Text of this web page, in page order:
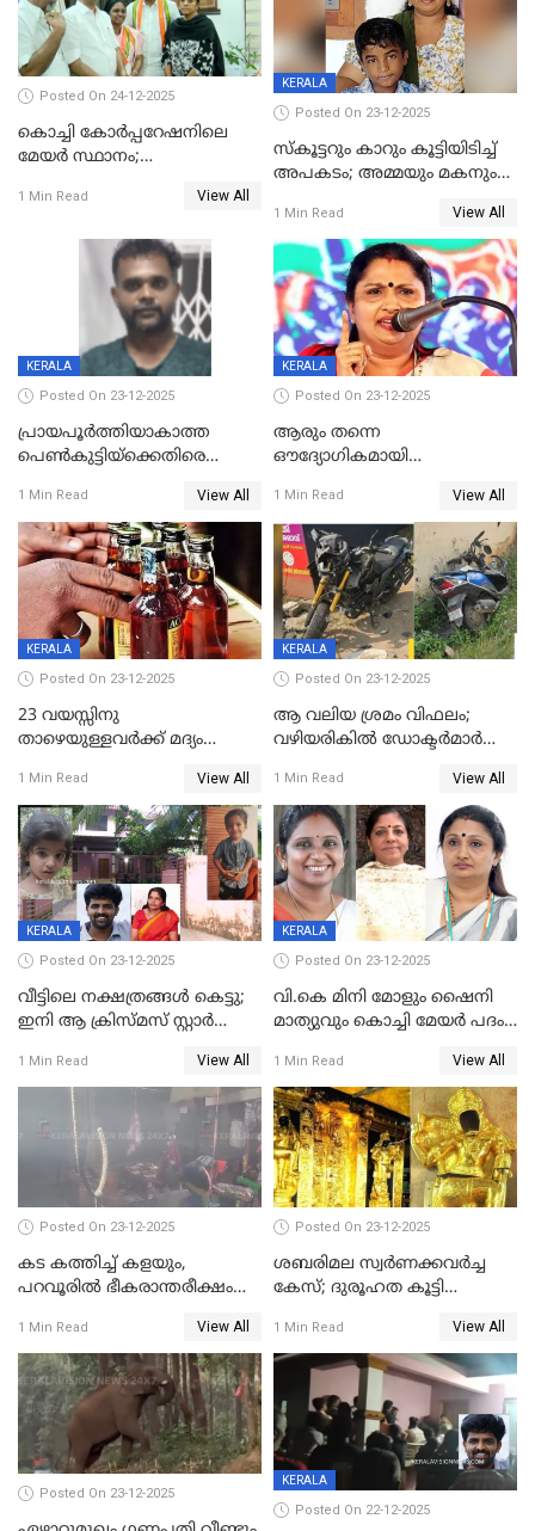
Posted On 24-12-2025
കൊച്ചി കോര്‍പ്പറേഷനിലെ
മേയര്‍ സ്ഥാനം;
രൂക്ഷം
1 Min Read View All
KERALA
Posted On 23-12-2025
സ്കൂട്ടറും കാറും കൂട്ടിയിടിച്ച്
അപകടം; അമ്മയും മകനും
ഗുരുതരാവസ്ഥയിൽ
1 Min Read View All
KERALA
Posted On 23-12-2025
പ്രായപൂർത്തിയാകാത്ത
പെൺകുട്ടിയ്ക്കെതിരെ
59 വർഷം തടവും 90,൦൦൦ രൂപ
പിഴയും ശിക്ഷ
1 Min Read View All
KERALA
Posted On 23-12-2025
ആരും തന്നെ
ഔദ്യോഗികമായി
കണ്ടെത്താൻ ഇന്ന് കോർ
കമ്മിറ്റി കൂടിയില്ല';
അതൃപ്തിയുമായി ദീപ്തി മേരി
വർഗീസ്
1 Min Read View All
KERALA
Posted On 23-12-2025
23 വയസ്സിനു
താഴെയുള്ളവർക്ക് മദ്യം
നടപടി;സ്ഥാപനങ്ങൾക്കെതിരെ
രണ്ട് കേസുകൾ
1 Min Read View All
KERALA
Posted On 23-12-2025
ആ വലിയ ശ്രമം വിഫലം;
വഴിയരികില്‍ ‌ഡോക്ടര്‍മാര്‍
മരണത്തിന് കീഴടങ്ങി
1 Min Read View All
KERALA
Posted On 23-12-2025
വീട്ടിലെ നക്ഷത്രങ്ങൾ കെട്ടു;
ഇനി ആ ക്രിസ്മസ് സ്റ്റാർ
വേണ്ടിയുള്ള
പിടിവലിക്കിടയിൽ
അപ്പൂപ്പനെതിരെ പോക്സോ
കേസ് ഒടുവിൽ 4 ജീവനുകൾ
പൊലിഞ്ഞു
1 Min Read View All
KERALA
Posted On 23-12-2025
വി.കെ മിനി മോളും ഷൈനി
മാത്യുവും കൊച്ചി മേയർ പദം
മേയറാകില്ല
1 Min Read View All
Posted On 23-12-2025
കട കത്തിച്ച് കളയും,
പറവൂരില്‍ ഭീകരാന്തരീക്ഷം
1 Min Read View All
Posted On 23-12-2025
ശബരിമല സ്വര്‍ണക്കവര്‍ച്ച
കേസ്; ദുരൂഹത കൂട്ടി
1 Min Read View All
Posted On 23-12-2025
KERALA
Posted On 22-12-2025